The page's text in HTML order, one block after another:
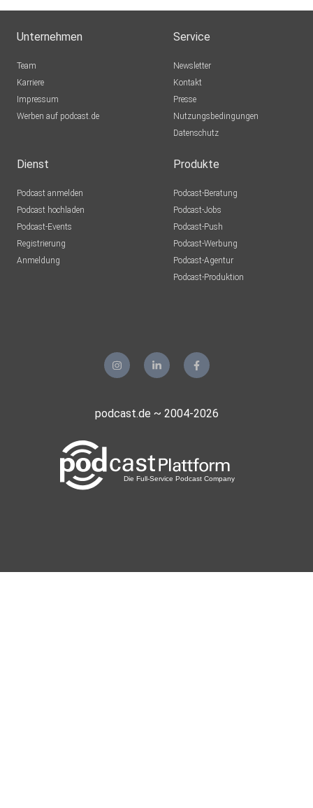
Unternehmen
Team
Karriere
Impressum
Werben auf podcast.de
Service
Newsletter
Kontakt
Presse
Nutzungsbedingungen
Datenschutz
Dienst
Podcast anmelden
Podcast hochladen
Podcast-Events
Registrierung
Anmeldung
Produkte
Podcast-Beratung
Podcast-Jobs
Podcast-Push
Podcast-Werbung
Podcast-Agentur
Podcast-Produktion
podcast.de ~ 2004-2026